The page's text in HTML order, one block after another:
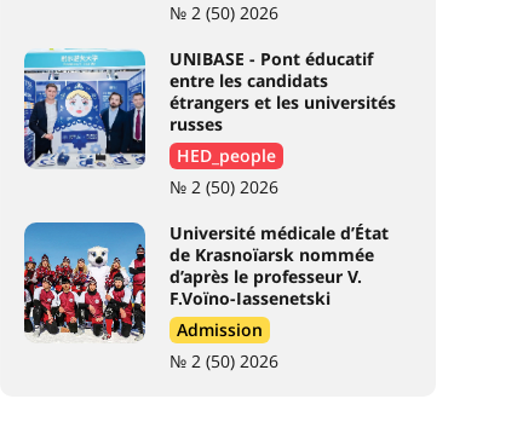
№ 2 (50) 2026
UNIBASE - Pont éducatif
entre les candidats
étrangers et les universités
russes
HED_people
№ 2 (50) 2026
Université médicale d’État
de Krasnoïarsk nommée
d’après le professeur V.
F.Voïno-Iassenetski
Admission
№ 2 (50) 2026